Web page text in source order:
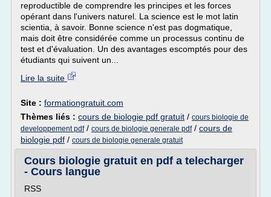
reproductible de comprendre les principes et les forces
opérant dans l'univers naturel. La science est le mot latin
scientia, à savoir. Bonne science n'est pas dogmatique,
mais doit être considérée comme un processus continu de
test et d'évaluation. Un des avantages escomptés pour des
étudiants qui suivent un...
Lire la suite
Site : formationgratuit.com
Thèmes liés : cours de biologie pdf gratuit / cours biologie de
developpement pdf/ cours de biologie generale pdf/ cours de
biologie pdf / cours de biologie generale gratuit
Cours biologie gratuit en pdf a telecharger
- Cours langue
RSS